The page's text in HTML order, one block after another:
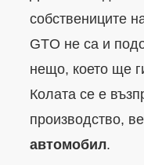
собствениците
GTO не са и
нещо, което ще
Колата се е
производство,
автомобил.